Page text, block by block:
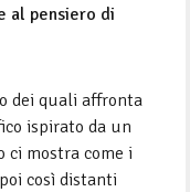
al pensiero di
dei quali affronta
ispirato da un
ci mostra come i
così distanti